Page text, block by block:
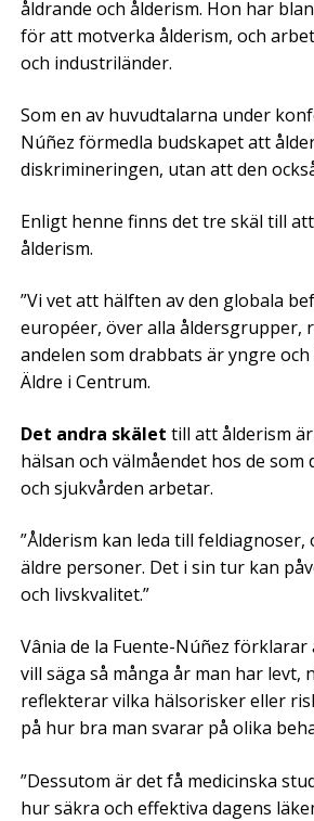
åldrande och ålderism. Hon har
för att motverka ålderism, och
och industriländer.
Som en av huvudtalarna under
Núñez förmedla budskapet att
diskrimineringen, utan att den
Enligt henne finns det tre skäl till
ålderism.
”Vi vet att hälften av den globala
européer, över alla
andelen som drabbats är yngre
Äldre i Centrum.
Det andra skälet till att ålderism
hälsan och välmåendet hos de
och sjukvården arbetar.
”Ålderism kan leda till
äldre personer. Det i sin tur kan
och livskvalitet.”
Vânia de la Fuente-Núñez
vill säga så många år man har
reflekterar vilka hälsorisker eller
på hur bra man svarar på olika
”Dessutom är det få medicinska
hur säkra och effektiva dagens